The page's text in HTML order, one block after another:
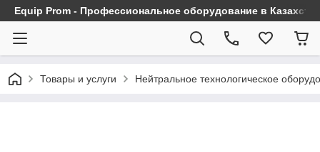
Equip Prom - Профессиональное оборудование в
Товары и услуги Нейтральное технологическое